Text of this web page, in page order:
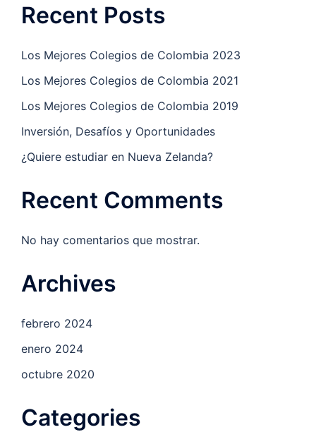
Recent Posts
Los Mejores Colegios de Colombia 2023
Los Mejores Colegios de Colombia 2021
Los Mejores Colegios de Colombia 2019
Inversión, Desafíos y Oportunidades
¿Quiere estudiar en Nueva Zelanda?
Recent Comments
No hay comentarios que mostrar.
Archives
febrero 2024
enero 2024
octubre 2020
Categories